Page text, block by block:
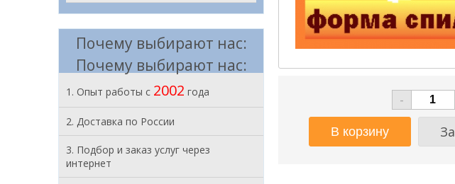
Почему выбирают нас:
Почему выбирают нас:
1. Опыт работы с 2002 года
2. Доставка по России
3. Подбор и заказ услуг через
интернет
-